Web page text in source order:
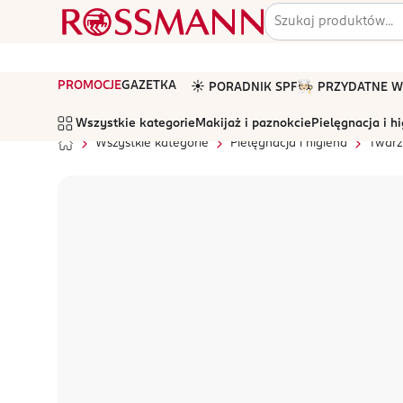
PROMOCJEGAZETKA ☀️ PORADNIK SPF🧑🏻‍🍳 PRZYDATNE
Wszystkie kategorie Makijaż i paznokcie Pielęgnacja i
Wszystkie kategorie
Pielęgnacja i higiena Twarz